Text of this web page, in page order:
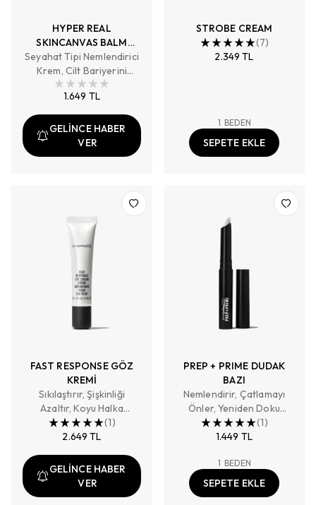
HYPER REAL
SKINCANVAS BALM
NEMLENDİRİCİ BALM 15
ML
Seyahat Tipi Nemlendirici
Krem, Cilt Bariyerini
Güçlendirirkorur, Görünür
Tahrişi Yatıştırırönler
1.649 TL
GELİNCE HABER
VER
STROBE CREAM
(7)
2.349 TL
1 BEDEN
SEPETE EKLE
FAST RESPONSE GÖZ
KREMİ
Sıkılaştırır, Şişkinliği
Azaltır, Koyu Halka
Görünümünün Azalmasına
Yardımcı Olur
(1)
2.649 TL
GELİNCE HABER
VER
PREP + PRIME DUDAK
BAZI
Nemlendirir, Çatlamayı
Önler, Yeniden Doku
Kazandırır(1)
1.449 TL
1 BEDEN
SEPETE EKLE